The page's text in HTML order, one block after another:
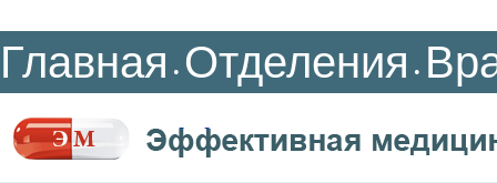
Главная • Отделения •